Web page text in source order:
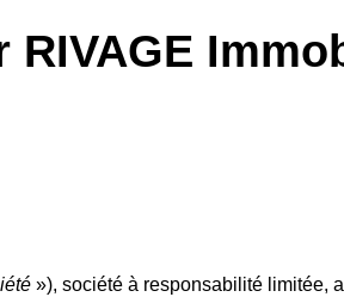
»), société à responsabilité limitée,